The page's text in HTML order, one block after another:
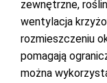
zewnętrzne,
wentylacja
rozmieszczeniu
pomagają
można